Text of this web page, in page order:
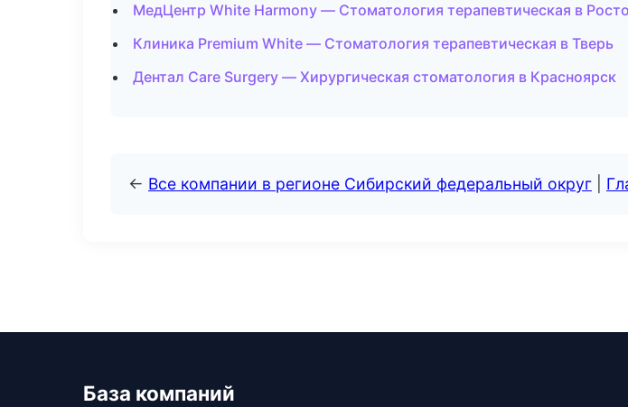
МедЦентр White Harmony — Стоматология терапевтическая в
Клиника Premium White — Стоматология терапевтическая в Тверь
Дентал Care Surgery — Хирургическая стоматология в Красноярск
← Все компании в регионе Сибирский федеральный округ
База компаний